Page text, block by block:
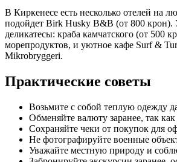
В Киркенесе есть несколько отелей на
подойдет Birk Husky B&B (от 800 крон).
деликатесы: краба камчатского (от
морепродуктов, и уютное кафе Surf &
Mikrobryggeri.
Практические советы
Возьмите с собой теплую одежду
Обменяйте валюту заранее, так
Сохраняйте чеки от покупок для
Не фотографируйте военные
Уважайте местную природу и